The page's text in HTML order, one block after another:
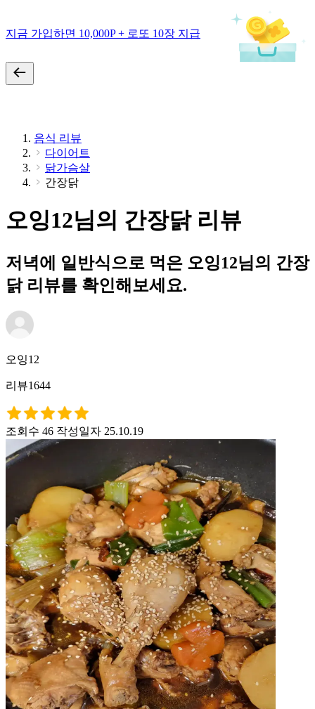
지금 가입하면 10,000P + 로또 10장 지급
음식 리뷰
다이어트
닭가슴살
간장닭
오잉12님의 간장닭 리뷰
저녁에 일반식으로 먹은 오잉12님의 간장
닭 리뷰를 확인해보세요.
오잉12
리뷰1644
조회수 46 작성일자 25.10.19